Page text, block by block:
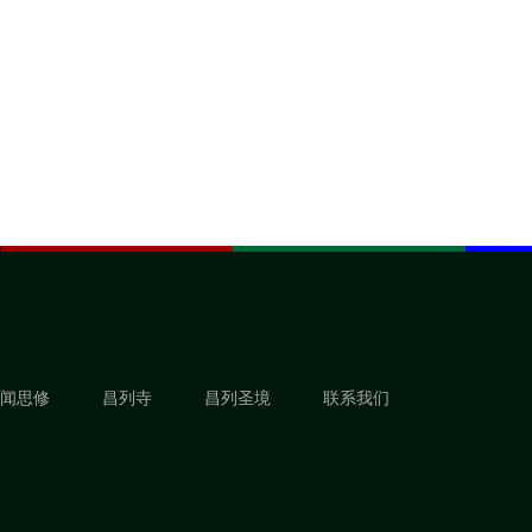
闻思修 昌列寺 昌列圣境 联系我们